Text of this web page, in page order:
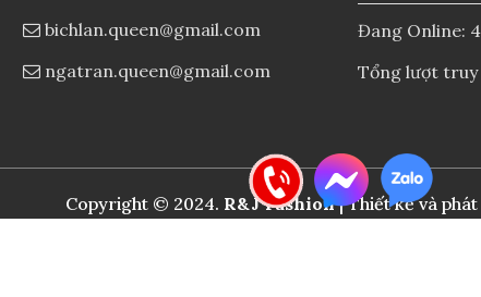
bichlan.queen@gmail.com
ngatran.queen@gmail.com
Đang Online: 4
Tổng lượt truy
Copyright © 2024. R&J Fashion| Thiết kế và